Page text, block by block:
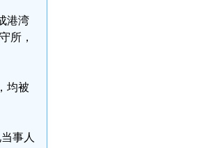
港湾
所，
均被
事人